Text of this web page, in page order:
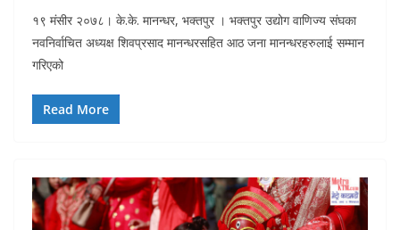
१९ मंसीर २०७८। के.के. मानन्धर, भक्तपुर । भक्तपुर उद्योग वाणिज्य संघका
नवनिर्वाचित अध्यक्ष शिवप्रसाद मानन्धरसहित आठ जना मानन्धरहरुलाई सम्मान
गरिएको
Read More